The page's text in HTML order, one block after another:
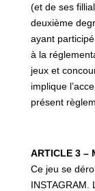
(et de ses
deuxième
ayant
à la
jeux et
implique
présent
ARTICLE 3 –
Ce jeu se
INSTAGRAM.